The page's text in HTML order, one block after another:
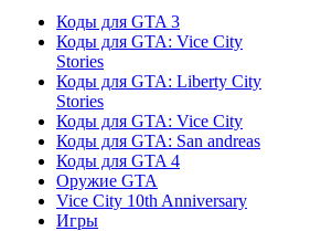
Коды для GTA 3
Коды для GTA: Vice City
Stories
Коды для GTA: Liberty City
Stories
Коды для GTA: Vice City
Коды для GTA: San andreas
Коды для GTA 4
Оружие GTA
Vice City 10th Anniversary
Игры